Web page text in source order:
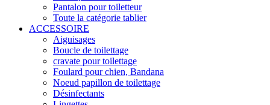
Pantalon pour toiletteur
Toute la catégorie tablier
ACCESSOIRE
Aiguisages
Boucle de toilettage
cravate pour toilettage
Foulard pour chien, Bandana
Noeud papillon de toilettage
Désinfectants